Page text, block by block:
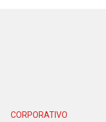
CORPORATIVO